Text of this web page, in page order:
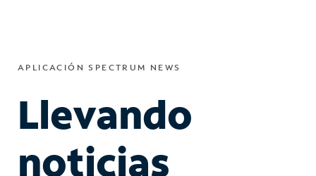
APLICACIÓN SPECTRUM NEWS
Llevando
noticias